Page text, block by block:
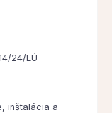
24/EÚ
inštalácia a